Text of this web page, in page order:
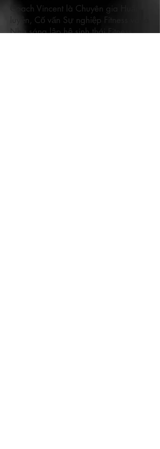
Coach Vincent là Chuyên gia Huấn
luyện, Cố vấn Sự nghiệp Fitness và là
Nhà sáng lập hệ sinh thái Fitness